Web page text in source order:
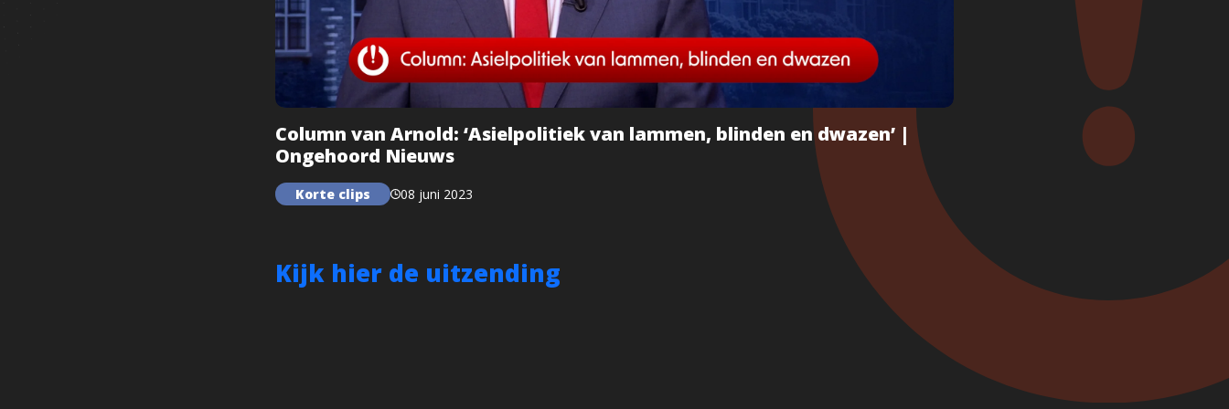
Column van Arnold: ‘Asielpolitiek van lammen, blinden en dwazen’ |
Ongehoord Nieuws
Korte clips 08 juni 2023
Kijk hier de uitzending